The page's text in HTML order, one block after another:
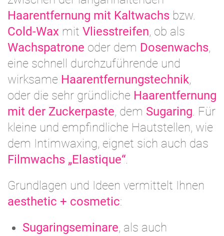
Haarentfernung mit Kaltwachs bzw.
Cold-Wax mit Vliesstreifen, ob als
Wachspatrone oder dem Dosenwachs,
eine schnell durchzuführende und
wirksame Haarentfernungstechnik,
oder die sehr gründliche Haarentfernung
mit der Zuckerpaste, dem Sugaring. Für
kleine und empfindliche Hautstellen, wie
dem Intimwaxing, eignet sich auch das
Filmwachs „Elastique“.
Grundlagen und Ideen vermittelt Ihnen
aesthetic + cosmetic:
Sugaringseminare, als auch